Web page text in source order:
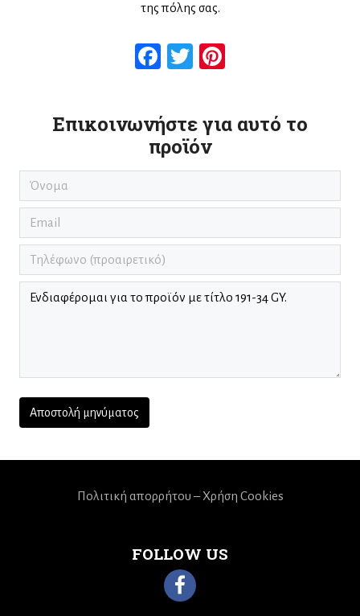
της πόλης σας.
Facebook
Twitter
Επικοινωνήστε για αυτό το
προϊόν
FOLLOW US
Πολιτική απορρήτου – Χρήση Cookies